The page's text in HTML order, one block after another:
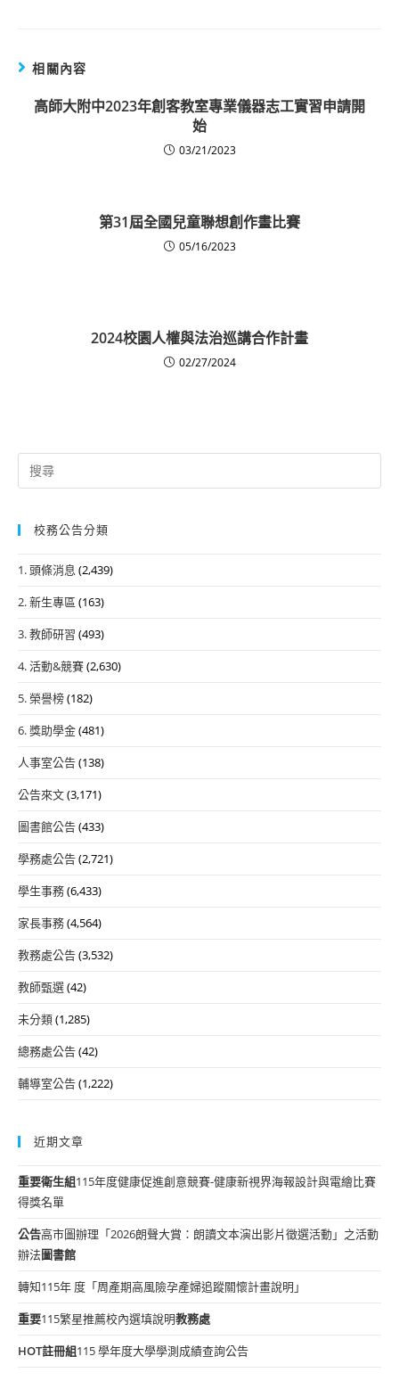
相關內容
高師大附中2023年創客教室專業儀器志工實習申請開
始
03/21/2023
第31屆全國兒童聯想創作畫比賽
05/16/2023
2024校園人權與法治巡講合作計畫
02/27/2024
Search
for:
校務公告分類
1. 頭條消息 (2,439)
2. 新生專區 (163)
3. 教師研習 (493)
4. 活動&競賽(2,630)
5. 榮譽榜(182)
6. 獎助學金(481)
人事室公告(138)
公告來文(3,171)
圖書館公告(433)
學務處公告(2,721)
學生事務(6,433)
家長事務(4,564)
教務處公告(3,532)
教師甄選(42)
未分類(1,285)
總務處公告(42)
輔導室公告(1,222)
近期文章
重要衛生組115年度健康促進創意競賽-健康新視界海報設計與電繪比賽
得獎名單
公告高市圖辦理「2026朗聲大賞：朗讀文本演出影片徵選活動」之活動
辦法圖書館
轉知115年 度「周產期高風險孕產婦追蹤關懷計畫說明」
重要115繁星推薦校內選填說明教務處
HOT註冊組115 學年度大學學測成績查詢公告